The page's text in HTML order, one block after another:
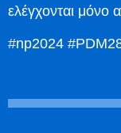
ελέγχονται
#np2024